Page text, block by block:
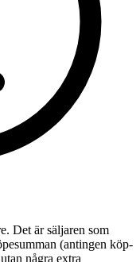
Det är säljaren som
(antingen köp-
några extra